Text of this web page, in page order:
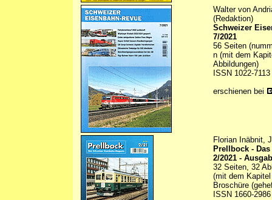
Walter von
(Redaktion)
Schweizer
7/2021
56 Seiten
n (mit dem
Abbildungen)
ISSN 1022-7113
erschienen bei
Florian Inäbnit,
Prellbock -
2/2021 -
32 Seiten, 32
(mit dem
Broschüre
ISSN 1660-2986